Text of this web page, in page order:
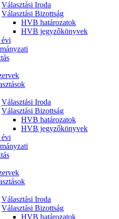
Választási Iroda
Választási Bizottság
HVB határozatok
HVB jegyzőkönyvek
évi
Választási Iroda
Választási Bizottság
HVB határozatok
HVB jegyzőkönyvek
évi
Választási Iroda
Választási Bizottság
HVB határozatok